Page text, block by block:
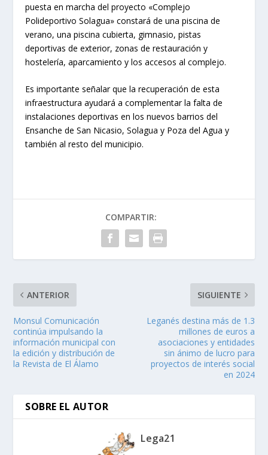
puesta en marcha del proyecto «Complejo
Polideportivo Solagua» constará de una piscina de
verano, una piscina cubierta, gimnasio, pistas
deportivas de exterior, zonas de restauración y
hostelería, aparcamiento y los accesos al complejo.
Es importante señalar que la recuperación de esta
infraestructura ayudará a complementar la falta de
instalaciones deportivas en los nuevos barrios del
Ensanche de San Nicasio, Solagua y Poza del Agua y
también al resto del municipio.
COMPARTIR:
ANTERIOR
Monsul Comunicación
continúa impulsando la
información municipal con
la edición y distribución de
la Revista de El Álamo
SIGUIENTE
Leganés destina más de 1.3
millones de euros a
asociaciones y entidades
sin ánimo de lucro para
proyectos de interés social
en 2024
SOBRE EL AUTOR
Lega21